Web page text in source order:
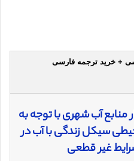
+ خرید ترجمه فارسی
منابع آب شهری با توجه به
سیکل زندگی با آب در
غیر قطعی